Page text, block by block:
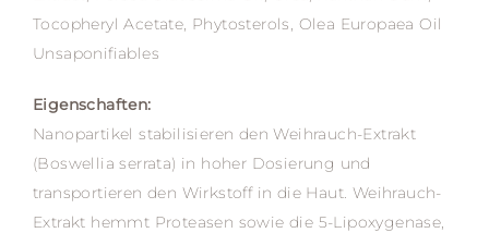
Tocopheryl Acetate, Phytosterols, Olea Europaea Oil
Unsaponifiables
Eigenschaften:
Nanopartikel stabilisieren den Weihrauch-Extrakt
(Boswellia serrata) in hoher Dosierung und
transportieren den Wirkstoff in die Haut. Weihrauch-
Extrakt hemmt Proteasen sowie die 5-Lipoxygenase,